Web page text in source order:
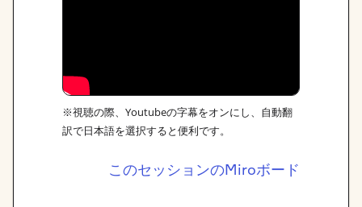
※視聴の際、Youtubeの字幕をオンにし、自動翻
訳で日本語を選択すると便利です。
このセッションのMiroボード